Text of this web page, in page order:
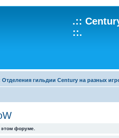
.::
::.
Отделения гильдии Century на разных
этом форуме.